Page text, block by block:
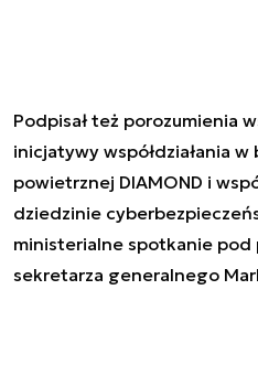
Podpisał też porozumienia
inicjatywy współdziałania
powietrznej DIAMOND i
dziedzinie
ministerialne spotkanie
sekretarza generalnego